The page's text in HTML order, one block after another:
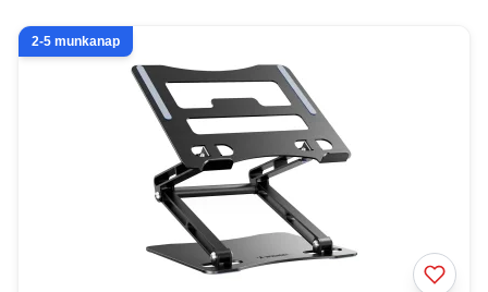
2-5 munkanap